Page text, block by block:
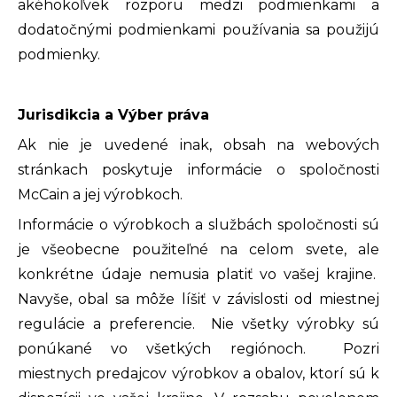
akéhokoľvek rozporu medzi podmienkami a
dodatočnými podmienkami používania sa použijú
podmienky.
Jurisdikcia a Výber práva
Ak nie je uvedené inak, obsah na webových
stránkach poskytuje informácie o spoločnosti
McCain a jej výrobkoch.
Informácie o výrobkoch a službách spoločnosti sú
je všeobecne použiteľné na celom svete, ale
konkrétne údaje nemusia platiť vo vašej krajine.
Navyše, obal sa môže líšiť v závislosti od miestnej
regulácie a preferencie. Nie všetky výrobky sú
ponúkané vo všetkých regiónoch. Pozri
miestnych predajcov výrobkov a obalov, ktorí sú k